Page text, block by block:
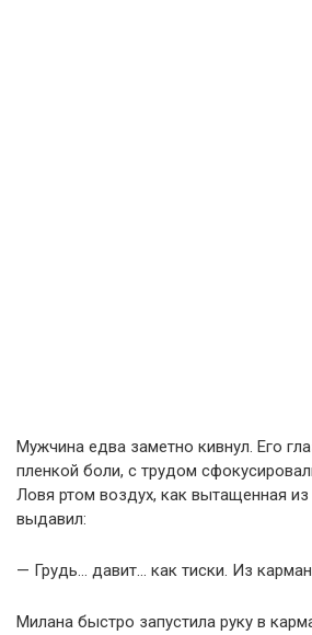
Мужчина едва заметно кивнул. Его
пленкой боли, с трудом
Ловя ртом воздух, как вытащенная
выдавил:
— Грудь… давит… как тиски. Из
Милана быстро запустила руку в